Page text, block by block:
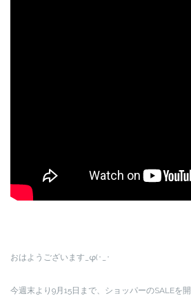
おはようございます_φ(･_･
今週末より9月15日まで、ショッパーのSALEを